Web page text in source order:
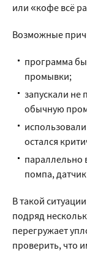
или «кофе всё
Возможные
программа
промывки;
запускали
обычную
остался
параллельно
помпа,
В такой
подряд
перегружает
проверить, что